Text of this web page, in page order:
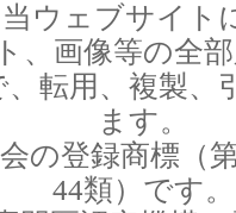
当ウェブサイ
ト、画像等の全
転用、複製、
ます。
の登録商標（
44類）です。